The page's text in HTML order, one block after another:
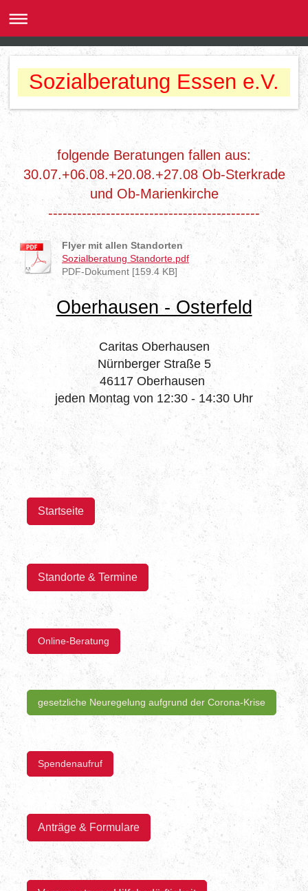
Sozialberatung Essen e.V.
folgende Beratungen fallen aus:
30.07.+06.08.+20.08.+27.08 Ob-Sterkrade
und Ob-Marienkirche
--------------------------------------------
Flyer mit allen Standorten
Sozialberatung Standorte.pdf
PDF-Dokument [159.4 KB]
Oberhausen - Osterfeld
Caritas Oberhausen
Nürnberger Straße 5
46117 Oberhausen
jeden Montag von 12:30 - 14:30 Uhr
Startseite
Standorte & Termine
Online-Beratung
gesetzliche Neuregelung aufgrund der Corona-Krise
Spendenaufruf
Anträge & Formulare